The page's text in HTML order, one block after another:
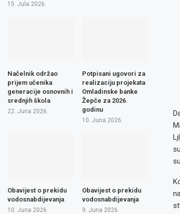
15. Jula 2026.
Načelnik održao
prijem učenika
generacije osnovnih i
srednjih škola
22. Juna 2026.
Potpisani ugovori za
realizaciju projekata
Omladinske banke
Žepče za 2026.
godinu
10. Juna 2026.
Obavijest o prekidu
vodosnabdijevanja
10. Juna 2026.
Obavijest o prekidu
vodosnabdijevanja
9. Juna 2026.